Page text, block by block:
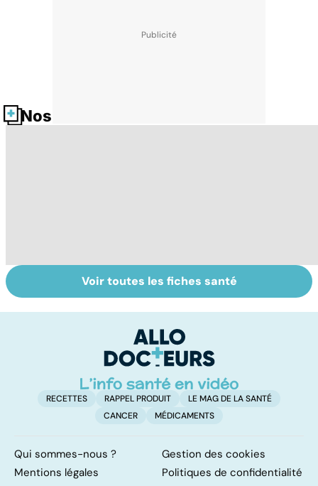
Nos fiches santé
Comment tenir
ses bonnes
Comment réagit
notre corps face
Voir toutes les fiches santé
RECETTES RAPPEL PRODUIT
LE MAG DE LA SANTÉ
CANCER
MÉDICAMENTS
Qui sommes-nous ?
Gestion des cookies
Mentions légales
Politiques de confidentialité